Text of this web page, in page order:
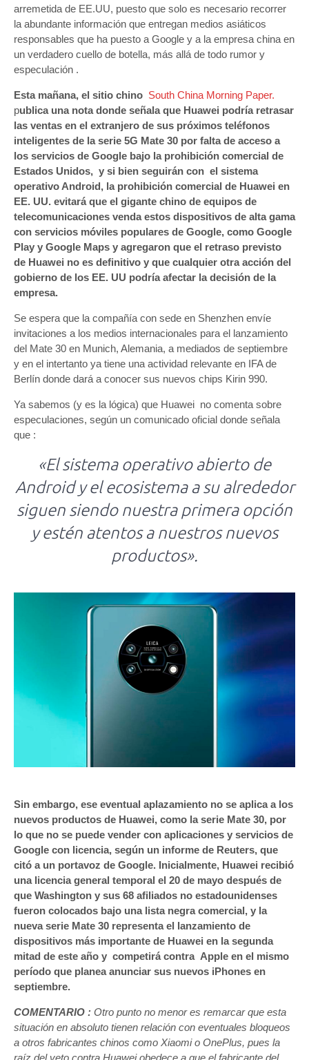
de
rumores
sobre
eventual
retraso
lanzamiento
del
Huawei
Mate
30
arremetida de EE.UU, puesto que solo es necesario recorrer
la abundante información que entregan medios asiáticos
responsables que ha puesto a Google y a la empresa china en
un verdadero cuello de botella, más allá de todo rumor y
especulación .
Esta mañana, el sitio chino South China Morning Paper.
publica una nota donde señala que Huawei podría retrasar
las ventas en el extranjero de sus próximos teléfonos
inteligentes de la serie 5G Mate 30 por falta de acceso a
los servicios de Google bajo la prohibición comercial de
Estados Unidos, y si bien seguirán con el sistema
operativo Android, la prohibición comercial de Huawei en
EE. UU. evitará que el gigante chino de equipos de
telecomunicaciones venda estos dispositivos de alta gama
con servicios móviles populares de Google, como Google
Play y Google Maps y agregaron que el retraso previsto
de Huawei no es definitivo y que cualquier otra acción del
gobierno de los EE. UU podría afectar la decisión de la
empresa.
Se espera que la compañía con sede en Shenzhen envíe
invitaciones a los medios internacionales para el lanzamiento
del Mate 30 en Munich, Alemania, a mediados de septiembre
y en el intertanto ya tiene una actividad relevante en IFA de
Berlín donde dará a conocer sus nuevos chips Kirin 990.
Ya sabemos (y es la lógica) que Huawei no comenta sobre
especulaciones, según un comunicado oficial donde señala
que :
«El sistema operativo abierto de
Android y el ecosistema a su alrededor
siguen siendo nuestra primera opción
y estén atentos a nuestros nuevos
productos».
Sin embargo, ese eventual aplazamiento no se aplica a los
nuevos productos de Huawei, como la serie Mate 30, por
lo que no se puede vender con aplicaciones y servicios de
Google con licencia, según un informe de Reuters, que
citó a un portavoz de Google. Inicialmente, Huawei recibió
una licencia general temporal el 20 de mayo después de
que Washington y sus 68 afiliados no estadounidenses
fueron colocados bajo una lista negra comercial, y la
nueva serie Mate 30 representa el lanzamiento de
dispositivos más importante de Huawei en la segunda
mitad de este año y competirá contra Apple en el mismo
período que planea anunciar sus nuevos iPhones en
septiembre.
COMENTARIO : Otro punto no menor es remarcar que esta
situación en absoluto tienen relación con eventuales bloqueos
a otros fabricantes chinos como Xiaomi o OnePlus, pues la